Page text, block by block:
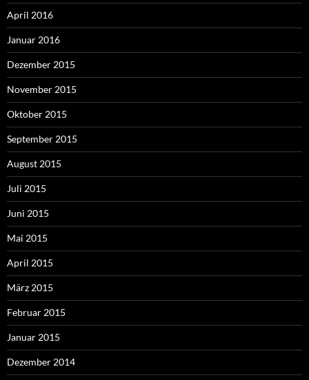
April 2016
Januar 2016
Dezember 2015
November 2015
Oktober 2015
September 2015
August 2015
Juli 2015
Juni 2015
Mai 2015
April 2015
März 2015
Februar 2015
Januar 2015
Dezember 2014